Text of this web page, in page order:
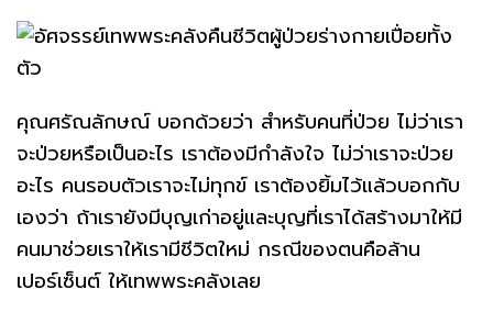
คุณศรัณลักษณ์ บอกด้วยว่า สำหรับคนที่ป่วย ไม่ว่าเรา
จะป่วยหรือเป็นอะไร เราต้องมีกำลังใจ ไม่ว่าเราจะป่วย
อะไร คนรอบตัวเราจะไม่ทุกข์ เราต้องยิ้มไว้แล้วบอกกับ
เองว่า ถ้าเรายังมีบุญเก่าอยู่และบุญที่เราได้สร้างมาให้มี
คนมาช่วยเราให้เรามีชีวิตใหม่ กรณีของตนคือล้าน
เปอร์เซ็นต์ ให้เทพพระคลังเลย